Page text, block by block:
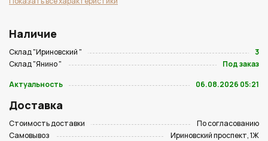
Наличие
Склад "Ириновский "
3
Склад "Янино "
Под заказ
Актуальность
06.08.2026 05:21
Доставка
Стоимость доставки
По согласованию
Самовывоз
Ириновский проспект, 1Ж